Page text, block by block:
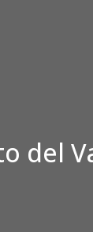
del